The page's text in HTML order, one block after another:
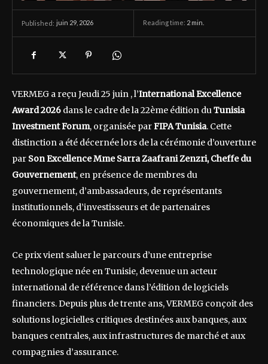
Published: juin 29, 2026 Reading time: 2 min.
VERMEG a reçu Jeudi 25 juin , l’International Excellence
Award 2026 dans le cadre de la 22ème édition duTunisia
Investment Forum, organisée parFIPA Tunisia. Cette
distinction a été décernée lors de la cérémonie d’ouverture
par Son Excellence Mme Sarra Zaafrani Zenzri, Cheffe du
Gouvernement, en présence de membres du
gouvernement, d’ambassadeurs, de représentants
institutionnels, d’investisseurs et de partenaires
économiques de la Tunisie.
Ce prix vient saluer le parcours d’une entreprise
technologique née en Tunisie, devenue un acteur
international de référence dans l’édition de logiciels
financiers. Depuis plus de trente ans, VERMEG conçoit des
solutions logicielles critiques destinées aux banques, aux
banques centrales, aux infrastructures de marché et aux
compagnies d’assurance.